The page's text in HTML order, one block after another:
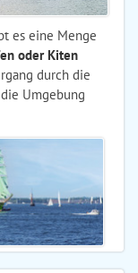
es eine Menge
oder Kiten
durch die
Umgebung